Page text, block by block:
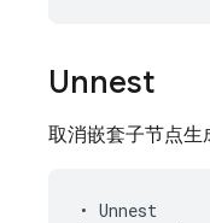
Unnest
取消嵌套子节点生
• Unnest